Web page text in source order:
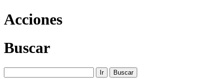
Acciones
Buscar